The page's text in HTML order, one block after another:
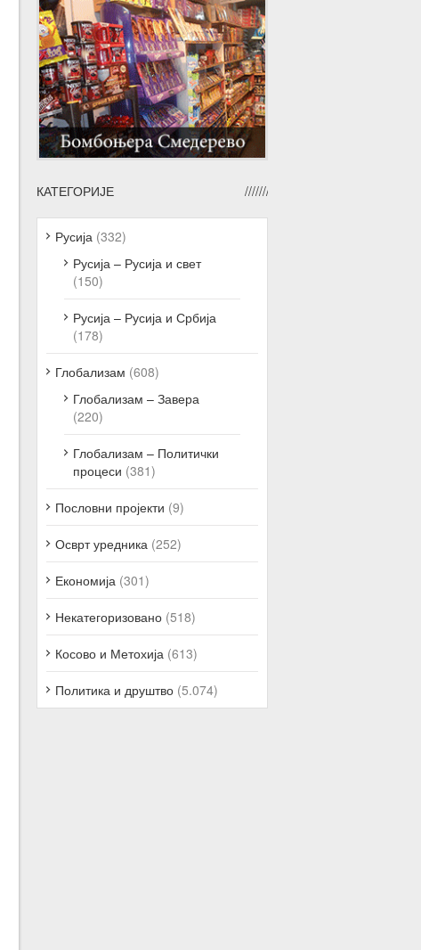
КАТЕГОРИЈЕ
Русија (332)
Русија – Русија и свет
(150)
Русија – Русија и Србија
(178)
Глобализам (608)
Глобализам – Завера
(220)
Глобализам – Политички
процеси (381)
Пословни пројекти (9)
Осврт уредника (252)
Економија (301)
Некатегоризовано (518)
Косово и Метохија (613)
Политика и друштво (5.074)